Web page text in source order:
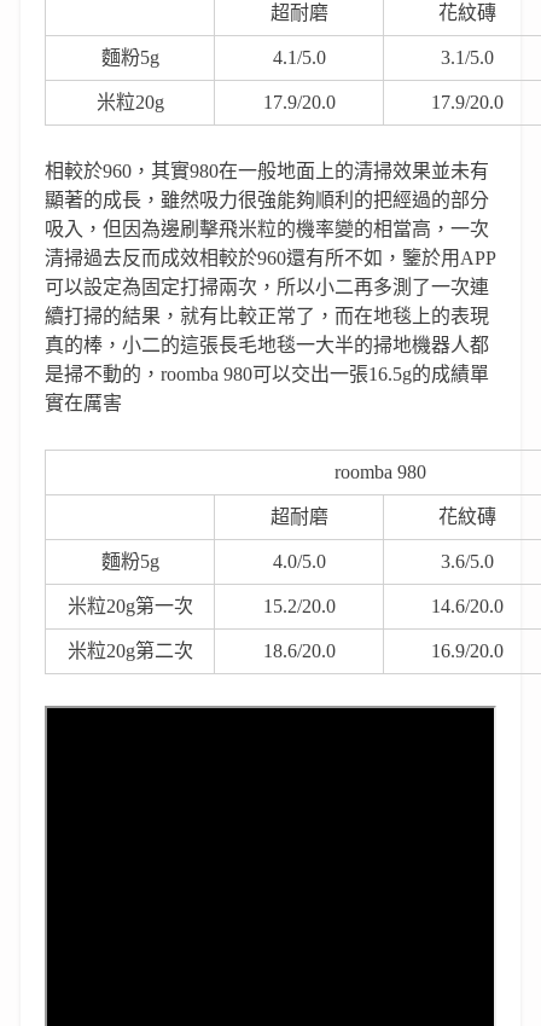
超耐磨 花紋磚
麵粉5g 4.1/5.0 3.1/5.0
米粒20g 17.9/20.0 17.9/20.0
相較於960，其實980在一般地面上的清掃效果並未有
顯著的成長，雖然吸力很強能夠順利的把經過的部分
吸入，但因為邊刷擊飛米粒的機率變的相當高，一次
清掃過去反而成效相較於960還有所不如，鑒於用APP
可以設定為固定打掃兩次，所以小二再多測了一次連
續打掃的結果，就有比較正常了，而在地毯上的表現
真的棒，小二的這張長毛地毯一大半的掃地機器人都
是掃不動的，roomba 980可以交出一張16.5g的成績單
實在厲害
roomba 980
超耐磨 花紋磚
麵粉5g 4.0/5.0 3.6/5.0
米粒20g第一次 15.2/20.0 14.6/20.0
米粒20g第二次 18.6/20.0 16.9/20.0